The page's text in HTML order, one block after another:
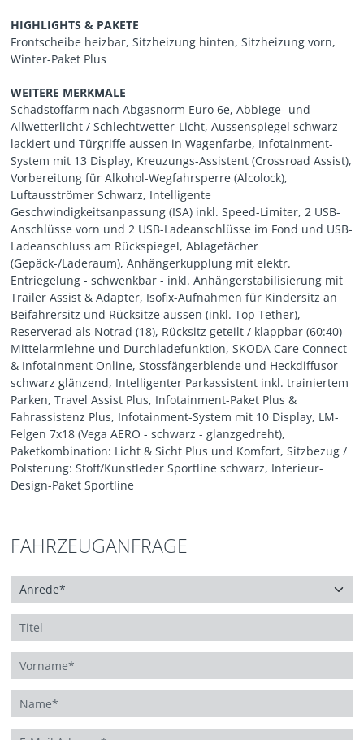
HIGHLIGHTS & PAKETE
Frontscheibe heizbar, Sitzheizung hinten, Sitzheizung vorn,
Winter-Paket Plus
WEITERE MERKMALE
Schadstoffarm nach Abgasnorm Euro 6e, Abbiege- und
Allwetterlicht / Schlechtwetter-Licht, Aussenspiegel schwarz
lackiert und Türgriffe aussen in Wagenfarbe, Infotainment-
System mit 13 Display, Kreuzungs-Assistent (Crossroad Assist),
Vorbereitung für Alkohol-Wegfahrsperre (Alcolock),
Luftausströmer Schwarz, Intelligente
Geschwindigkeitsanpassung (ISA) inkl. Speed-Limiter, 2 USB-
Anschlüsse vorn und 2 USB-Ladeanschlüsse im Fond und USB-
Ladeanschluss am Rückspiegel, Ablagefächer
(Gepäck-/Laderaum), Anhängerkupplung mit elektr.
Entriegelung - schwenkbar - inkl. Anhängerstabilisierung mit
Trailer Assist & Adapter, Isofix-Aufnahmen für Kindersitz an
Beifahrersitz und Rücksitze aussen (inkl. Top Tether),
Reserverad als Notrad (18), Rücksitz geteilt / klappbar (60:40)
Mittelarmlehne und Durchladefunktion, SKODA Care Connect
& Infotainment Online, Stossfängerblende und Heckdiffusor
schwarz glänzend, Intelligenter Parkassistent inkl. trainiertem
Parken, Travel Assist Plus, Infotainment-Paket Plus &
Fahrassistenz Plus, Infotainment-System mit 10 Display, LM-
Felgen 7x18 (Vega AERO - schwarz - glanzgedreht),
Paketkombination: Licht & Sicht Plus und Komfort, Sitzbezug /
Polsterung: Stoff/Kunstleder Sportline schwarz, Interieur-
Design-Paket Sportline
FAHRZEUGANFRAGE